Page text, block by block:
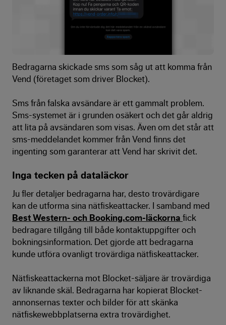
Bedragarna skickade sms som såg ut att komma från
Vend (företaget som driver Blocket).
Sms från falska avsändare är ett gammalt problem.
Sms-systemet är i grunden osäkert och det går aldrig
att lita på avsändaren som visas. Även om det står att
sms-meddelandet kommer från Vend finns det
ingenting som garanterar att Vend har skrivit det.
Inga tecken på dataläckor
Ju fler detaljer bedragarna har, desto trovärdigare
kan de utforma sina nätfiskeattacker. I samband med
Best Western- och Booking.com-läckorna fick
bedragare tillgång till både kontaktuppgifter och
bokningsinformation. Det gjorde att bedragarna
kunde utföra ovanligt trovärdiga nätfiskeattacker.
Nätfiskeattackerna mot Blocket-säljare är trovärdiga
av liknande skäl. Bedragarna har kopierat Blocket-
annonsernas texter och bilder för att skänka
nätfiskewebbplatserna extra trovärdighet.